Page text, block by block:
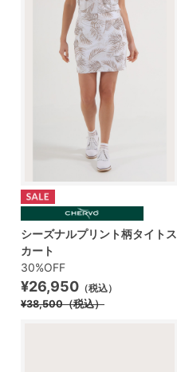
シーズナルプリント柄タイトス
カート
30%OFF
¥26,950 （税込）
¥38,500（税込）